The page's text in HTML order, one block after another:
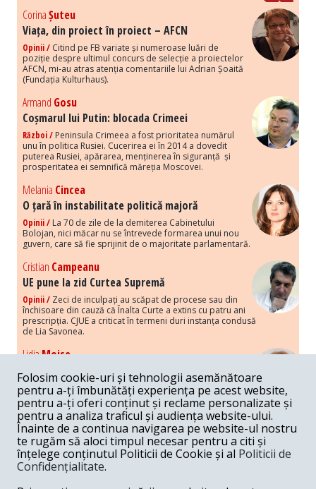
CorinaȘuteu
Viața, din proiect în proiect – AFCN
Opinii / Citind pe FB variate și numeroase luări de
poziție despre ultimul concurs de selecție a proiectelor
AFCN, mi-au atras atenția comentariile lui Adrian Șoaită
(Fundația Kulturhaus).
Armand Gosu
Coșmarul lui Putin: blocada Crimeei
Război / Peninsula Crimeea a fost prioritatea numărul
unu în politica Rusiei. Cucerirea ei în 2014 a dovedit
puterea Rusiei, apărarea, menținerea în siguranță și
prosperitatea ei semnifică măreția Moscovei.
Melania Cincea
O țară în instabilitate politică majoră
Opinii / La 70 de zile de la demiterea Cabinetului
Bolojan, nici măcar nu se întrevede formarea unui nou
guvern, care să fie sprijinit de o majoritate parlamentară.
Cristian Campeanu
UE pune la zid Curtea Supremă
Opinii / Zeci de inculpați au scăpat de procese sau din
închisoare din cauză că Înalta Curte a extins cu patru ani
prescripția. CJUE a criticat în termeni duri instanța condusă
de Lia Savonea.
LidiaMoise
Costurile economice ale haosului politic
Opinii / Economia nu poate rezista cu retorica falsă a
susținerii intereselor poporului, care, de fapt, ascunde
obsesia menținerii privilegiilor și a averilor unor caste.
Melania Cincea
Noi puseuri de xenofobie din partea românilor
„neaoși”
Periodic, în spațiul public sunt voci care lansează
Folosim cookie-uri și tehnologii asemănătoare
pentru a-ți îmbunătăți experiența pe acest website,
pentru a-ți oferi conținut și reclame personalizate și
pentru a analiza traficul și audiența website-ului.
Înainte de a continua navigarea pe website-ul nostru
te rugăm să aloci timpul necesar pentru a citi și
înțelege conținutul Politicii de Cookie și al Politicii de
Confidențialitate.